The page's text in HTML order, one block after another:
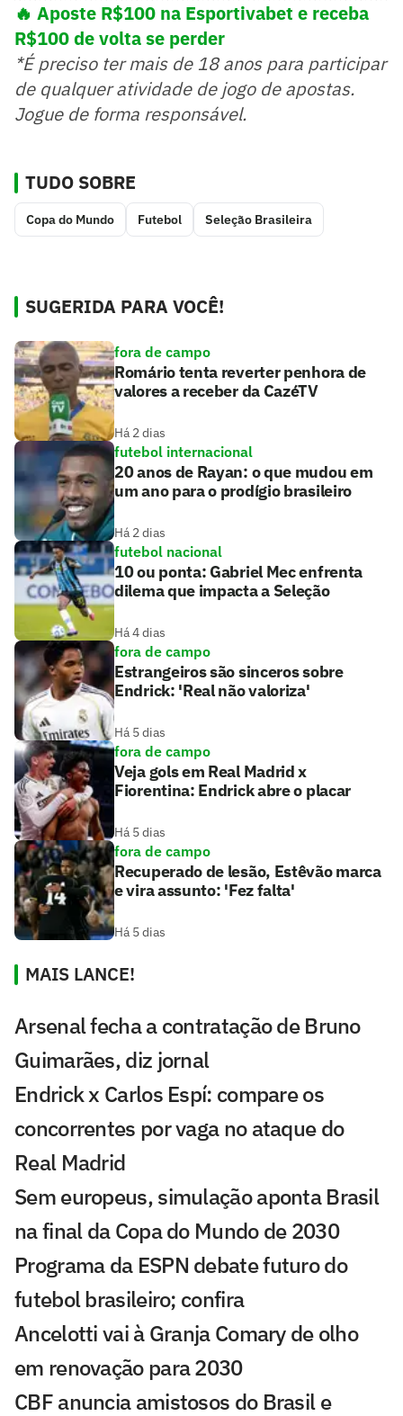
🔥 Aposte R$100 na Esportivabet e receba
R$100 de volta se perder
*É preciso ter mais de 18 anos para participar
de qualquer atividade de jogo de apostas.
Jogue de forma responsável.
TUDO SOBRE
Copa do Mundo Futebol Seleção Brasileira
SUGERIDA PARA VOCÊ!
fora de campo
Romário tenta reverter penhora de
valores a receber da CazéTV
Há 2 dias
futebol internacional
20 anos de Rayan: o que mudou em
um ano para o prodígio brasileiro
Há 2 dias
futebol nacional
10 ou ponta: Gabriel Mec enfrenta
dilema que impacta a Seleção
Há 4 dias
fora de campo
Estrangeiros são sinceros sobre
Endrick: 'Real não valoriza'
Há 5 dias
fora de campo
Veja gols em Real Madrid x
Fiorentina: Endrick abre o placar
Há 5 dias
fora de campo
Recuperado de lesão, Estêvão marca
e vira assunto: 'Fez falta'
Há 5 dias
MAIS LANCE!
Arsenal fecha a contratação de Bruno
Guimarães, diz jornal
Endrick x Carlos Espí: compare os
concorrentes por vaga no ataque do
Real Madrid
Sem europeus, simulação aponta Brasil
na final da Copa do Mundo de 2030
Programa da ESPN debate futuro do
futebol brasileiro; confira
Ancelotti vai à Granja Comary de olho
em renovação para 2030
CBF anuncia amistosos do Brasil e